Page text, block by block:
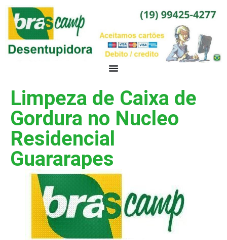
Limpeza de Caixa de
Gordura no Nucleo
Residencial
Guararapes